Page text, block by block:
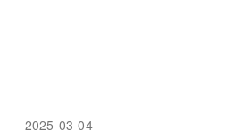
2025-03-04